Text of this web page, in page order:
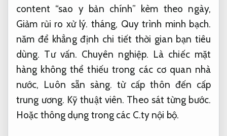
content “sao y bản chính” kèm theo ngày,
Giảm rủi ro xử lý. tháng, Quy trình minh bạch.
năm để khẳng định chi tiết thời gian bạn tiêu
dùng. Tư vấn. Chuyên nghiệp. Là chiếc mặt
hàng không thể thiếu trong các cơ quan nhà
nước, Luôn sẵn sàng. từ cấp thôn đến cấp
trung ương. Kỹ thuật viên. Theo sát từng bước.
Hoặc thông dụng trong các C.ty nội bộ.